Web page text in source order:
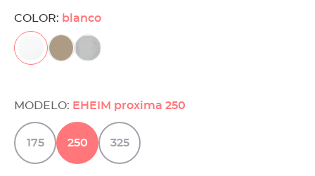
COLOR: blanco
MODELO: EHEIM proxima 250
175 250 325